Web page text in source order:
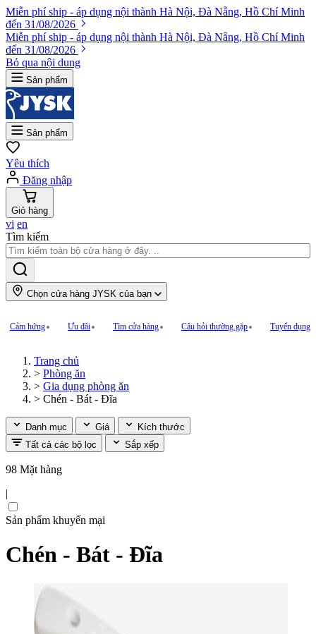
Miễn phí ship - áp dụng nội thành Hà Nội, Đà Nẵng, Hồ Chí Minh
đến 31/08/2026
Miễn phí ship - áp dụng nội thành Hà Nội, Đà Nẵng, Hồ Chí Minh
đến 31/08/2026
Bỏ qua nội dung
Sản phẩm
Sản phẩm
Yêu thích
Đăng nhập
Giỏ hàng
vi en
Tìm kiếm
Chọn cửa hàng JYSK của bạn
Cảm hứng Ưu đãi Tìm cửa hàng Câu hỏi thường gặp Tuyển dụng
Trang chủ
> Phòng ăn
> Gia dụng phòng ăn
> Chén - Bát - Đĩa
Danh mục Giá
Kích thước
Tất cả các bộ lọc
Sắp xếp
98 Mặt hàng
|
Sản phẩm khuyến mại
Chén - Bát - Đĩa